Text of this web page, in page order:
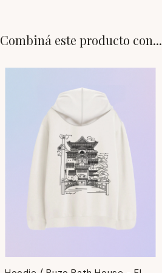
Combiná este producto con...